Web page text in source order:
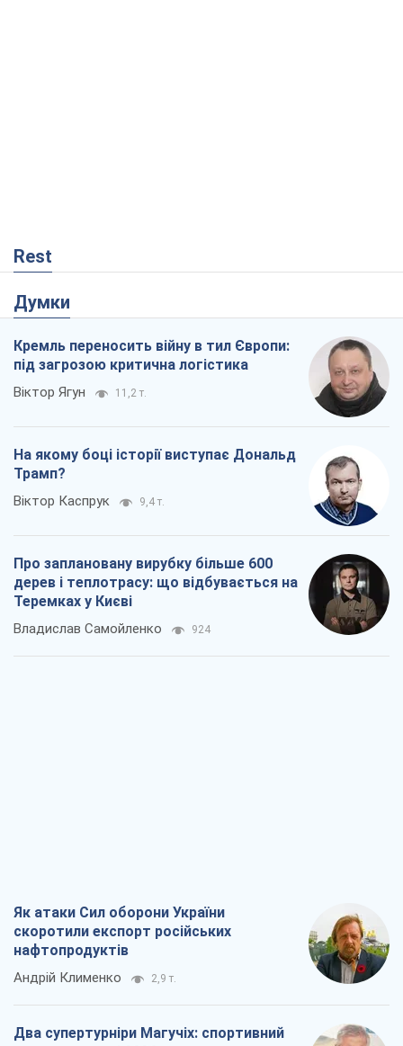
Rest
Думки
Кремль переносить війну в тил Європи:
під загрозою критична логістика
Віктор Ягун 11,2 т.
На якому боці історії виступає Дональд
Трамп?
Віктор Каспрук 9,4 т.
Про заплановану вирубку більше 600
дерев і теплотрасу: що відбувається на
Теремках у Києві
Владислав Самойленко 924
Як атаки Сил оборони України
скоротили експорт російських
нафтопродуктів
Андрій Клименко 2,9 т.
Два супертурніри Магучіх: спортивний